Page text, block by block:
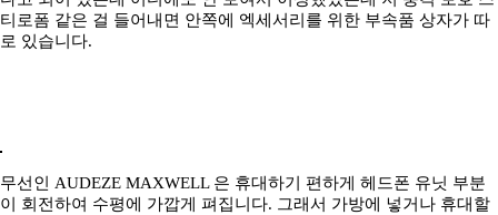
티로폼 같은 걸 들어내면 안쪽에 엑세서리를 위한 부속품 상자가 따
로 있습니다.
무선인 AUDEZE MAXWELL 은 휴대하기 편하게 헤드폰 유닛 부분
이 회전하여 수평에 가깝게 펴집니다. 그래서 가방에 넣거나 휴대할